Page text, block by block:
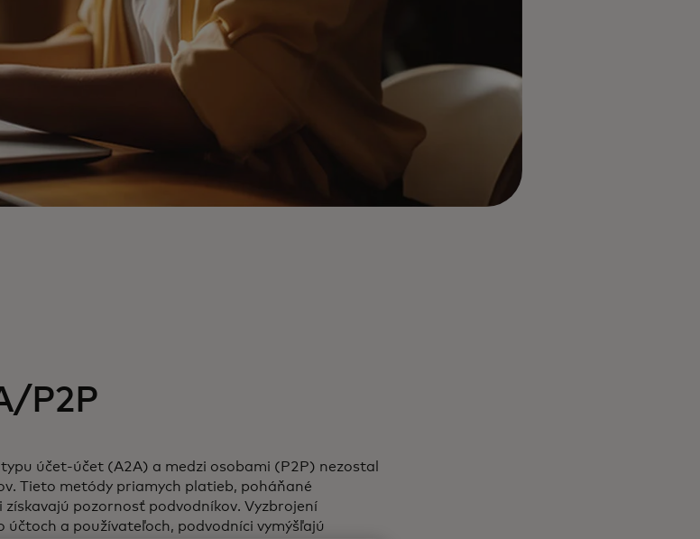
P2P
účet-účet (A2A) a medzi osobami (P2P) nezostal
Tieto metódy priamych platieb, poháňané
pozornosť podvodníkov. Vyzbrojení
a používateľoch, podvodníci vymýšľajú